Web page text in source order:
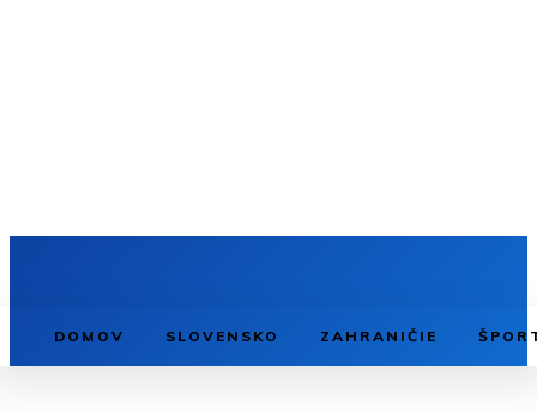
DOMOV SLOVENSKO ZAHRANIČIE